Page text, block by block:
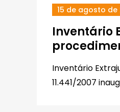
15 de agosto de
Inventário
Inventário
11.441/2007